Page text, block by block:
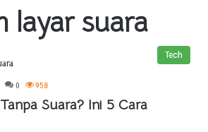
layar suara
Tech
0 958
Suara? Ini 5 Cara